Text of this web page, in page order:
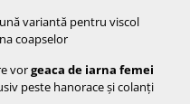
variantă pentru viscol
coapselor
vorgeaca de iarna femei
peste hanorace și colanți